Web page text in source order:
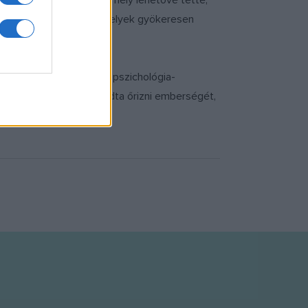
keletkezzenek, amelyek gyökeresen
David Meghnagi, pszichológia-
Ily módon meg tudta őrizni emberségét,